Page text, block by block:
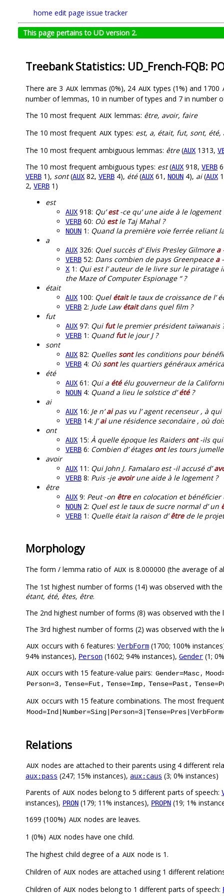
home edit page issue tracker
This page pertains to UD version 2.
Treebank Statistics: UD_French-FQB:
There are 3 AUX lemmas (0%), 24 AUX types (1%) and 1700
number of lemmas, 10 in number of types and 7 in number
The 10 most frequent AUX lemmas: être, avoir, faire
The 10 most frequent AUX types: est, a, était, fut, sont, été,
The 10 most frequent ambiguous lemmas: être(AUX 1313,
The 10 most frequent ambiguous types: est(AUX 918, VERB
VERB 1), sont(AUX 82, VERB 4), été(AUX 61, NOUN 4), ai(AUX
2, VERB 1)
est
AUX 918: Qu’est-ce qu’ une aide à le logement
VERB 60: Où estle Taj Mahal ?
NOUN 1: Quand la première voie ferrée reliant
a
AUX 326: Quel succès d’ Elvis Presley Gilmore a
VERB 52: Dans combien de pays Greenpeace a-
X 1: Qui est l’ auteur de le livre sur le piratage
the Maze of Computer Espionage “ ?
était
AUX 100: Quel étaitle taux de croissance de l’
VERB 2: Jude Lawétaitdans quel film ?
fut
AUX 97: Qui futle premier président taïwanais
VERB 1: Quand futle jour J ?
sont
AUX 82: Quellessontles conditions pour
VERB 4: Oùsontles quartiers généraux
été
AUX 61: Qui a étéélu gouverneur de la
NOUN 4: Quand a lieu le solstice d’été?
ai
AUX 16: Je n’aipas vu l’ agent recenseur , à qui
VERB 14: J’aiune résidence secondaire , où
ont
AUX 15: À quelle époque les Raiders ont-ils
VERB 6: Combien d’ étages ontles tours
avoir
AUX 11: Qui John J. Famalaro est -il accusé d’
VERB 8: Puis -je avoirune aide à le logement ?
être
AUX 9: Peut -on êtreen colocation et bénéficier
NOUN 2: Quel est le taux de sucre normal d’ un
VERB 1: Quelle était la raison d’êtrede le
Morphology
The form / lemma ratio of AUX is 8.000000 (the average of
The 1st highest number of forms (14) was observed with
étant, été, êtes, être.
The 2nd highest number of forms (8) was observed with the
The 3rd highest number of forms (2) was observed with the
AUX occurs with 6 features: VerbForm (1700; 100%
94% instances), Person (1602; 94% instances), Gender (1;
AUX occurs with 15 feature-value pairs: Gender=Masc,
Person=3, Tense=Fut , Tense=Imp, Tense=Past ,
AUX occurs with 15 feature combinations. The most
Relations
AUX nodes are attached to their parents using 4 different
aux:pass (247; 15% instances), aux:caus (3; 0% instances)
Parents of AUX nodes belong to 5 different parts of speech:
instances), PRON (179; 11% instances), PROPN (19; 1%
1699 (100%) AUX nodes are leaves.
1 (0%) AUX nodes have one child.
The highest child degree of a AUX node is 1.
Children of AUX nodes are attached using 1 different
Children of AUX nodes belong to 1 different parts of speech: